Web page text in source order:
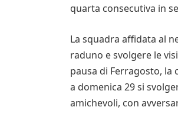
quarta consecutiva in
La squadra affidata al
raduno e svolgere le
pausa di Ferragosto, la
a domenica 29 si
amichevoli, con